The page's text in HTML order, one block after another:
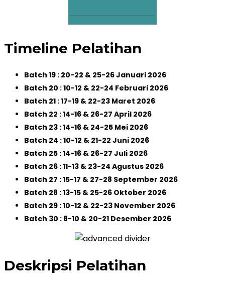
Timeline Pelatihan
Batch 19 : 20-22 & 25-26 Januari 2026
Batch 20 : 10-12 & 22-24 Februari 2026
Batch 21 : 17-19 & 22-23 Maret 2026
Batch 22 : 14-16 & 26-27 April 2026
Batch 23 : 14-16 & 24-25 Mei 2026
Batch 24 : 10-12 & 21-22 Juni 2026
Batch 25 : 14-16 & 26-27 Juli 2026
Batch 26 : 11-13 & 23-24 Agustus 2026
Batch 27 : 15-17 & 27-28 September 2026
Batch 28 : 13-15 & 25-26 Oktober 2026
Batch 29 : 10-12 & 22-23 November 2026
Batch 30 : 8-10 & 20-21 Desember 2026
Deskripsi Pelatihan